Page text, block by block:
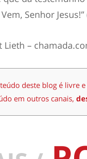
Senhor Jesus!”
Lieth –
deste blog é livre
em outros canais,